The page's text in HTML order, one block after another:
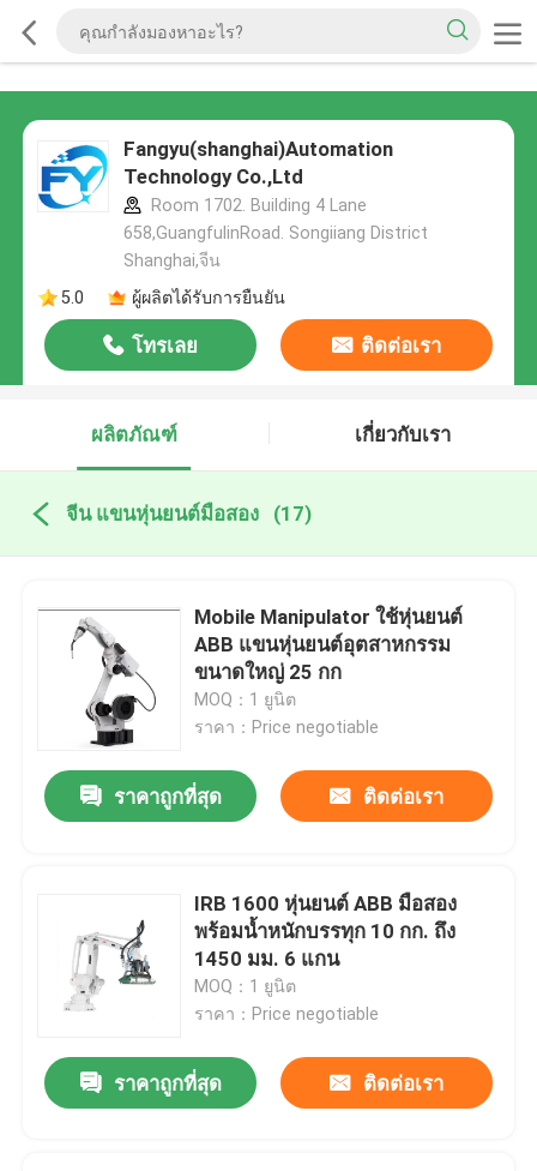
Fangyu(shanghai)Automation
Technology Co.,Ltd
Room 1702. Building 4 Lane
658,GuangfulinRoad. Songiiang District
Shanghai,จีน
5.0
ผู้ผลิตได้รับการยืนยัน
โทรเลย ติดต่อเรา
ผลิตภัณฑ์ เกี่ยวกับเรา
จีน แขนหุ่นยนต์มือสอง (17)
Mobile Manipulator ใช้หุ่นยนต์
ABB แขนหุ่นยนต์อุตสาหกรรม
ขนาดใหญ่ 25 กก
MOQ：1 ยูนิต
ราคา：Price negotiable
ราคาถูกที่สุด ติดต่อเรา
IRB 1600 หุ่นยนต์ ABB มือสอง
พร้อมน้ำหนักบรรทุก 10 กก. ถึง
1450 มม. 6 แกน
MOQ：1 ยูนิต
ราคา：Price negotiable
ราคาถูกที่สุด ติดต่อเรา